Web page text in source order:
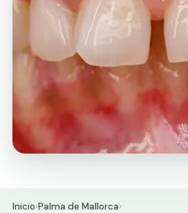
Inicio›Palma de Mallorca›